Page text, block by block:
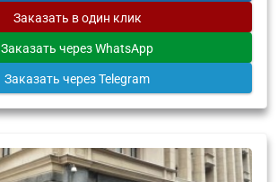
Заказать в один клик
Заказать через WhatsApp
Заказать через Telegram